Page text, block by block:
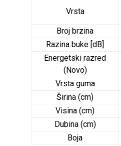
Vrsta
Broj brzina
Razina buke [dB]
Energetski razred
(Novo)
Vrsta guma
Širina (cm)
Visina (cm)
Dubina (cm)
Boja